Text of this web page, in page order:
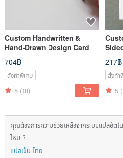
Custom Handwritten &
Hand-Drawn Design Card
704฿
สั่งทำพิเศษ
5 (18)
217฿
สั่งทำ
5
คุณต้องการความช่วยเหลือจากระบบแปลอัตโ
ไหม ?
แปลเป็น ไทย